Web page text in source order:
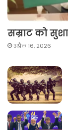
सम्राट को
अप्रैल 16, 2026